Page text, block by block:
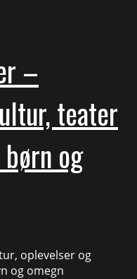
–
teater
og
oplevelser og
og omegn